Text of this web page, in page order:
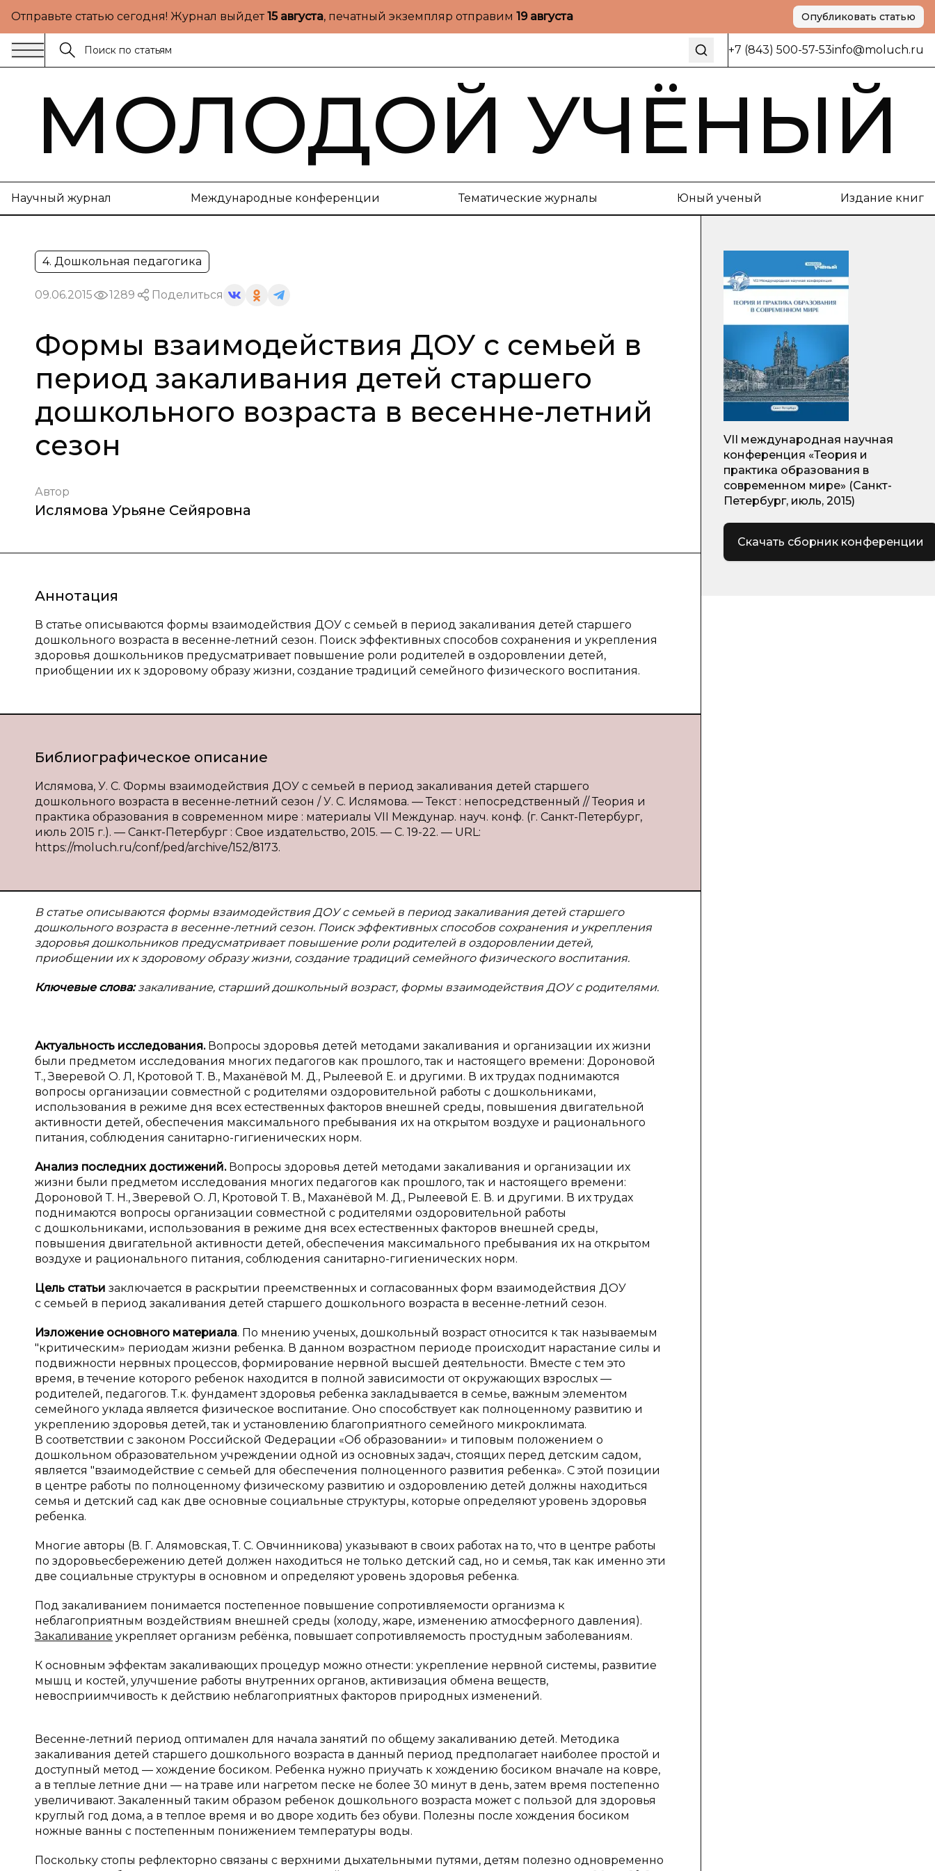
Отправьте статью сегодня! Журнал выйдет15 августа, печатный экземпляр отправим 19 августа Опубликовать статью
+7 (843) 500-57-53info@moluch.ru
МОЛОДОЙ УЧЁНЫЙ
Научный журнал Международные конференции Тематические журналы Юный ученый Издание книг
4. Дошкольная педагогика
09.06.2015 1289 Поделиться
Формы взаимодействия ДОУ с семьей в
период закаливания детей старшего
дошкольного возраста в весенне-летний
сезон
Автор
Ислямова Урьяне Сейяровна
Аннотация
В статье описываются формы взаимодействия ДОУ с семьей в период закаливания детей старшего
дошкольного возраста в весенне-летний сезон. Поиск эффективных способов сохранения и укрепления
здоровья дошкольников предусматривает повышение роли родителей в оздоровлении детей,
приобщении их к здоровому образу жизни, создание традиций семейного физического воспитания.
Библиографическое описание
Ислямова, У. С. Формы взаимодействия ДОУ с семьей в период закаливания детей старшего
дошкольного возраста в весенне-летний сезон / У. С. Ислямова. — Текст : непосредственный // Теория и
практика образования в современном мире : материалы VII Междунар. науч. конф. (г. Санкт-Петербург,
июль 2015 г.). — Санкт-Петербург : Свое издательство, 2015. — С. 19-22. — URL:
https://moluch.ru/conf/ped/archive/152/8173.
В статье описываются формы взаимодействия ДОУ с семьей в период закаливания детей старшего
дошкольного возраста в весенне-летний сезон. Поиск эффективных способов сохранения и укрепления
здоровья дошкольников предусматривает повышение роли родителей в оздоровлении детей,
приобщении их к здоровому образу жизни, создание традиций семейного физического воспитания.
Ключевые слова: закаливание, старший дошкольный возраст, формы взаимодействия ДОУ с родителями.
Актуальность исследования.Вопросы здоровья детей методами закаливания и организации их жизни
были предметом исследования многих педагогов как прошлого, так и настоящего времени: Дороновой
Т., Зверевой О. Л, Кротовой Т. В., Маханёвой М. Д., Рылеевой Е. и другими. В их трудах поднимаются
вопросы организации совместной с родителями оздоровительной работы с дошкольниками,
использования в режиме дня всех естественных факторов внешней среды, повышения двигательной
активности детей, обеспечения максимального пребывания их на открытом воздухе и рационального
питания, соблюдения санитарно-гигиенических норм.
Анализ последних достижений.Вопросы здоровья детей методами закаливания и организации их
жизни были предметом исследования многих педагогов как прошлого, так и настоящего времени:
Дороновой Т. Н., Зверевой О. Л, Кротовой Т. В., Маханёвой М. Д., Рылеевой Е. В. и другими. В их трудах
поднимаются вопросы организации совместной с родителями оздоровительной работы
с дошкольниками, использования в режиме дня всех естественных факторов внешней среды,
повышения двигательной активности детей, обеспечения максимального пребывания их на открытом
воздухе и рационального питания, соблюдения санитарно-гигиенических норм.
Цель статьи заключается в раскрытии преемственных и согласованных форм взаимодействия ДОУ
с семьей в период закаливания детей старшего дошкольного возраста в весенне-летний сезон.
Изложение основного материала. По мнению ученых, дошкольный возраст относится к так называемым
"критическим» периодам жизни ребенка. В данном возрастном периоде происходит нарастание силы и
подвижности нервных процессов, формирование нервной высшей деятельности. Вместе с тем это
время, в течение которого ребенок находится в полной зависимости от окружающих взрослых —
родителей, педагогов. Т.к. фундамент здоровья ребенка закладывается в семье, важным элементом
семейного уклада является физическое воспитание. Оно способствует как полноценному развитию и
укреплению здоровья детей, так и установлению благоприятного семейного микроклимата.
В соответствии с законом Российской Федерации «Об образовании» и типовым положением о
дошкольном образовательном учреждении одной из основных задач, стоящих перед детским садом,
является "взаимодействие с семьей для обеспечения полноценного развития ребенка». С этой позиции
в центре работы по полноценному физическому развитию и оздоровлению детей должны находиться
семья и детский сад как две основные социальные структуры, которые определяют уровень здоровья
ребенка.
Многие авторы (В. Г. Алямовская, Т. С. Овчинникова) указывают в своих работах на то, что в центре работы
по здоровьесбережению детей должен находиться не только детский сад, но и семья, так как именно эти
две социальные структуры в основном и определяют уровень здоровья ребенка.
Под закаливанием понимается постепенное повышение сопротивляемости организма к
неблагоприятным воздействиям внешней среды (холоду, жаре, изменению атмосферного давления).
Закаливание укрепляет организм ребёнка, повышает сопротивляемость простудным заболеваниям.
К основным эффектам закаливающих процедур можно отнести: укрепление нервной системы, развитие
мышц и костей, улучшение работы внутренних органов, активизация обмена веществ,
невосприимчивость к действию неблагоприятных факторов природных изменений.
Весенне-летний период оптимален для начала занятий по общему закаливанию детей. Методика
закаливания детей старшего дошкольного возраста в данный период предполагает наиболее простой и
доступный метод — хождение босиком. Ребенка нужно приучать к хождению босиком вначале на ковре,
а в теплые летние дни — на траве или нагретом песке не более 30 минут в день, затем время постепенно
увеличивают. Закаленный таким образом ребенок дошкольного возраста может с пользой для здоровья
круглый год дома, а в теплое время и во дворе ходить без обуви. Полезны после хождения босиком
ножные ванны с постепенным понижением температуры воды.
Поскольку стопы рефлекторно связаны с верхними дыхательными путями, детям полезно одновременно
VII международная научная
конференция «Теория и
практика образования в
современном мире» (Санкт-
Петербург, июль, 2015)
Скачать сборник конференции